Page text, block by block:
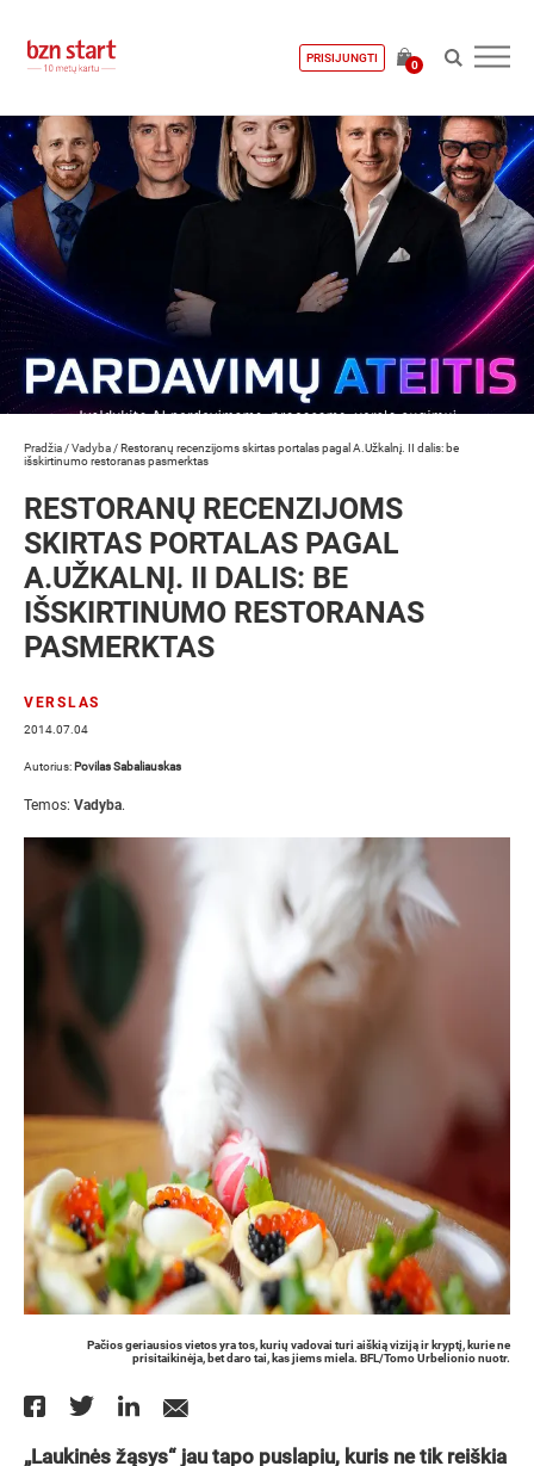
PRISIJUNGTI
0
Pradžia /Vadyba /Restoranų recenzijoms skirtas portalas pagal A.Užkalnį. II dalis: be
išskirtinumo restoranas pasmerktas
RESTORANŲ RECENZIJOMS
SKIRTAS PORTALAS PAGAL
A.UŽKALNĮ. II DALIS: BE
IŠSKIRTINUMO RESTORANAS
PASMERKTAS
VERSLAS
2014.07.04
Autorius: Povilas Sabaliauskas
Temos: Vadyba.
Pačios geriausios vietos yra tos, kurių vadovai turi aiškią viziją ir kryptį, kurie ne
prisitaikinėja, bet daro tai, kas jiems miela. BFL/Tomo Urbelionio nuotr.
„Laukinės žąsys“ jau tapo puslapiu, kuris ne tik reiškia